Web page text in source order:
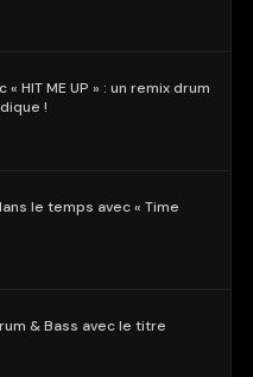
HIT ME UP » : un remix drum
!
le temps avec « Time
& Bass avec le titre